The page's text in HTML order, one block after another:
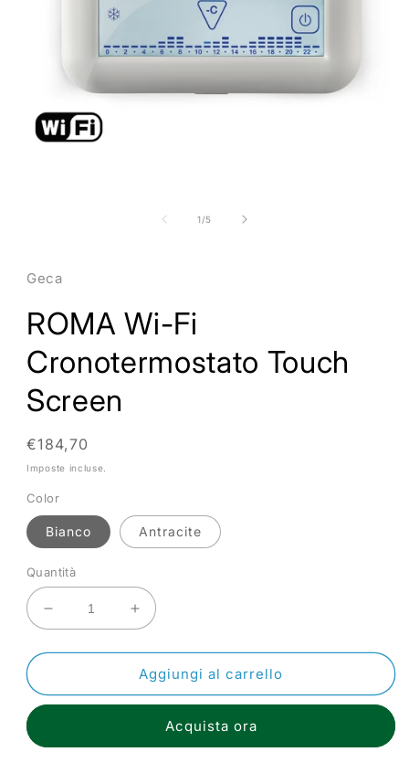
1 /su
5
Geca
ROMA Wi-Fi
Cronotermostato Touch
Screen
Prezzo
di
€184,70
Imposte incluse.
Color
Bianco Antracite
Quantità
Diminuisci
quantità
per
Wi-
Cronotermostato
Touch
Aumenta
quantità
per
ROMA
Wi-
Cronotermostato
Touch
Aggiungi al carrello
Acquista ora